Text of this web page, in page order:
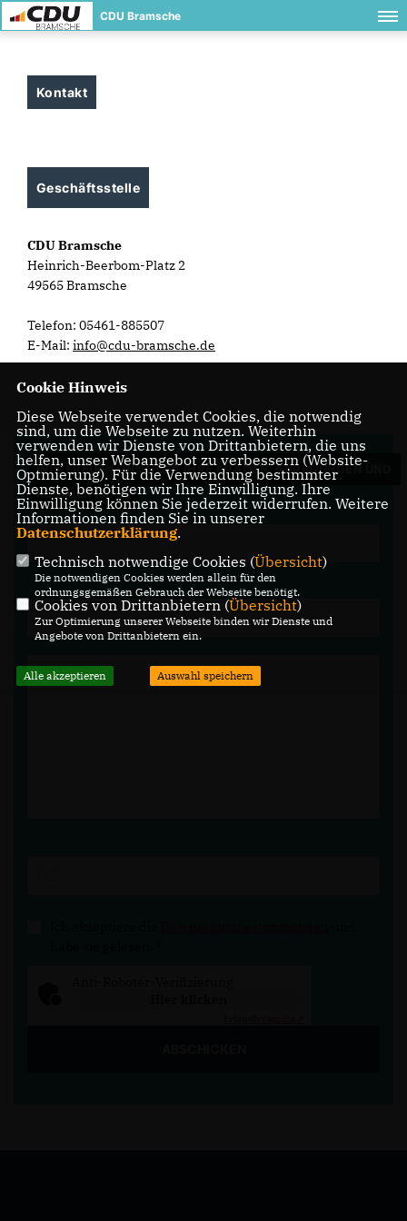
CDU Bramsche
Kontakt
Geschäftsstelle
CDU Bramsche
Heinrich-Beerbom-Platz 2
49565 Bramsche
Telefon: 05461-885507
E-Mail: info@cdu-bramsche.de
WIR FREUEN UNS ÜBER IHRE FRAGEN, ANREGUNGEN UND
KOMMENTARE.
Cookie Hinweis
Diese Webseite verwendet Cookies, die notwendig
sind, um die Webseite zu nutzen. Weiterhin
verwenden wir Dienste von Drittanbietern, die uns
helfen, unser Webangebot zu verbessern (Website-
Optmierung). Für die Verwendung bestimmter
Dienste, benötigen wir Ihre Einwilligung. Ihre
Einwilligung können Sie jederzeit widerrufen. Weitere
Informationen finden Sie in unserer
Datenschutzerklärung.
Technisch notwendige Cookies (Übersicht)
Die notwendigen Cookies werden allein für den
ordnungsgemäßen Gebrauch der Webseite benötigt.
Cookies von Drittanbietern (Übersicht)
Zur Optimierung unserer Webseite binden wir Dienste und
Angebote von Drittanbietern ein.
Alle akzeptieren Auswahl speichern